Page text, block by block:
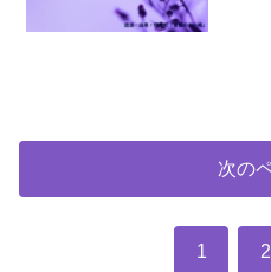
次の
1 2